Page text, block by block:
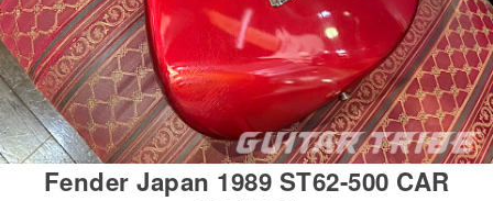
Fender Japan 1989 ST62-500 CAR